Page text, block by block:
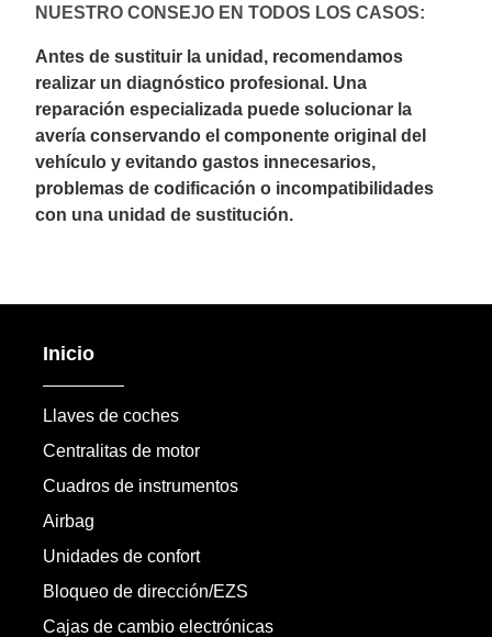
NUESTRO CONSEJO EN TODOS LOS CASOS:
Antes de sustituir la unidad, recomendamos
realizar un diagnóstico profesional. Una
reparación especializada puede solucionar la
avería conservando el componente original del
vehículo y evitando gastos innecesarios,
problemas de codificación o incompatibilidades
con una unidad de sustitución.
Inicio
Llaves de coches
Centralitas de motor
Cuadros de instrumentos
Airbag
Unidades de confort
Bloqueo de dirección/EZS
Cajas de cambio electrónicas